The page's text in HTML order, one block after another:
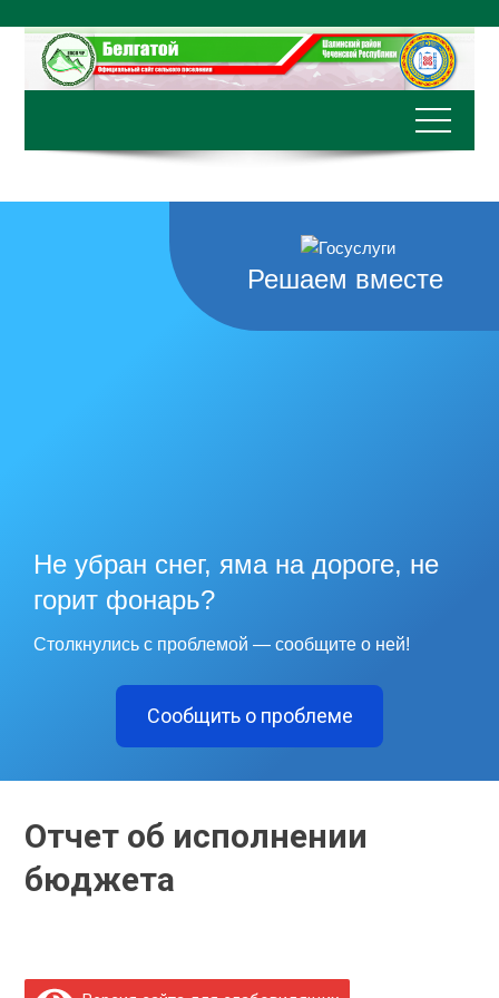
содержимому
Решаем вместе
Не убран снег, яма на дороге, не
горит фонарь?
Столкнулись с проблемой — сообщите о ней!
Сообщить о проблеме
Отчет об исполнении
бюджета